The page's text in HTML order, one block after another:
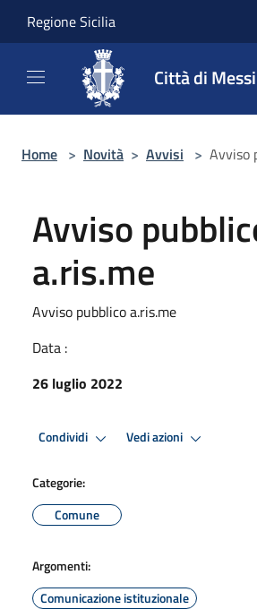
Regione Sicilia
Città di
Home > Novità > Avvisi > Avviso
Avviso
a.ris.me
Avviso pubblico a.ris.me
Data :
26 luglio 2022
Condividi Vedi azioni
Categorie:
Comune
Argomenti:
Comunicazione istituzionale